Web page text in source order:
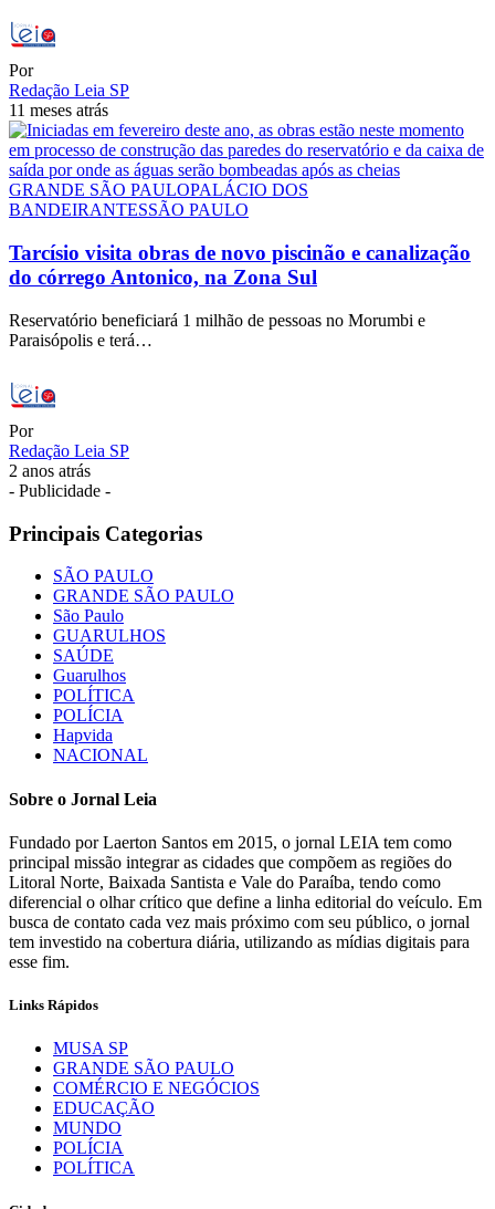
Por
Redação Leia SP
11 meses atrás
GRANDE SÃO PAULOPALÁCIO DOS
BANDEIRANTESSÃO PAULO
Tarcísio visita obras de novo piscinão e canalização
do córrego Antonico, na Zona Sul
Reservatório beneficiará 1 milhão de pessoas no Morumbi e
Paraisópolis e terá…
Por
Redação Leia SP
2 anos atrás
- Publicidade -
Principais Categorias
SÃO PAULO
GRANDE SÃO PAULO
São Paulo
GUARULHOS
SAÚDE
Guarulhos
POLÍTICA
POLÍCIA
Hapvida
NACIONAL
Sobre o Jornal Leia
Fundado por Laerton Santos em 2015, o jornal LEIA tem como
principal missão integrar as cidades que compõem as regiões do
Litoral Norte, Baixada Santista e Vale do Paraíba, tendo como
diferencial o olhar crítico que define a linha editorial do veículo. Em
busca de contato cada vez mais próximo com seu público, o jornal
tem investido na cobertura diária, utilizando as mídias digitais para
esse fim.
Links Rápidos
MUSA SP
GRANDE SÃO PAULO
COMÉRCIO E NEGÓCIOS
EDUCAÇÃO
MUNDO
POLÍCIA
POLÍTICA